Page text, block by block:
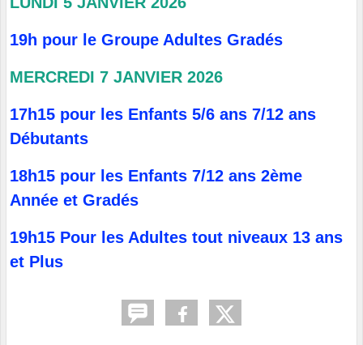
19h pour le Groupe Adultes Gradés
MERCREDI 7 JANVIER 2026
17h15 pour les Enfants 5/6 ans 7/12 ans
Débutants
18h15 pour les Enfants 7/12 ans 2ème
Année et Gradés
19h15 Pour les Adultes tout niveaux 13 ans
et Plus